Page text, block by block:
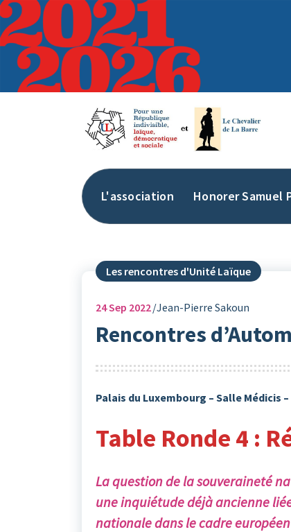
Aller
au
contenu
L'association Honorer Samuel
Les rencontres d'Unité Laïque
24Sep 2022 Jean-Pierre Sakoun
Rencontres
Palais du Luxembourg – Salle Médicis
Table Ronde 4 :
La question de la souveraineté
une inquiétude déjà ancienne
nationale dans le cadre